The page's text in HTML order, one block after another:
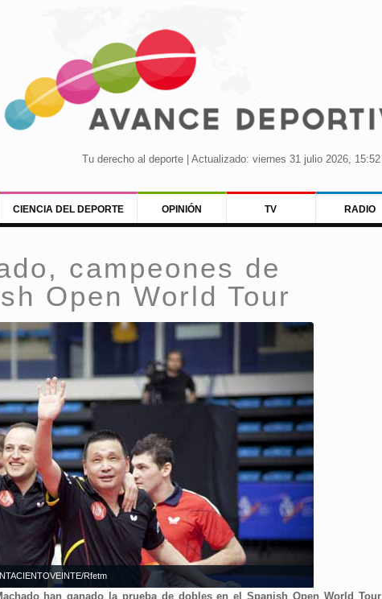
Tu derecho al deporte | Actualizado: viernes 31 julio 2026, 15:52
CIENCIA DEL DEPORTE OPINIÓN TV RADIO
campeones de
Open World Tour
Rfetm
han ganado la prueba de dobles en el Spanish Open World Tour